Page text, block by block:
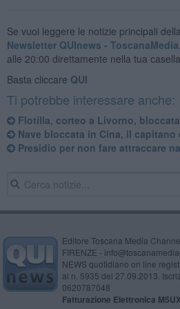
Se vuoi leggere le notizie principali
Newsletter QUInews - ToscanaMedia.
alle 20:00 direttamente nella tua
Basta cliccare QUI
Ti potrebbe interessare anche:
Flotilla, corteo a Livorno,
Nave bloccata in Cina, il capitano
Presidio per non fare attraccare
Editore Toscana Media
FIRENZE -
NEWS quotidiano on line
al n. 5935 del 27.09.2013.
0620787048
Fatturazione Elettronica